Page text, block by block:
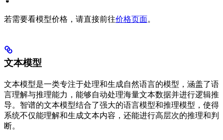
若需要看模型价格，请直接前往价格页面。
文本模型
文本模型是一类专注于处理和生成自然语言的模型，涵盖了语
言理解与推理能力，能够自动处理海量文本数据并进行逻辑推
导。智谱的文本模型结合了强大的语言模型和推理模型，使得
系统不仅能理解和生成文本内容，还能进行高层次的推理和判
断。